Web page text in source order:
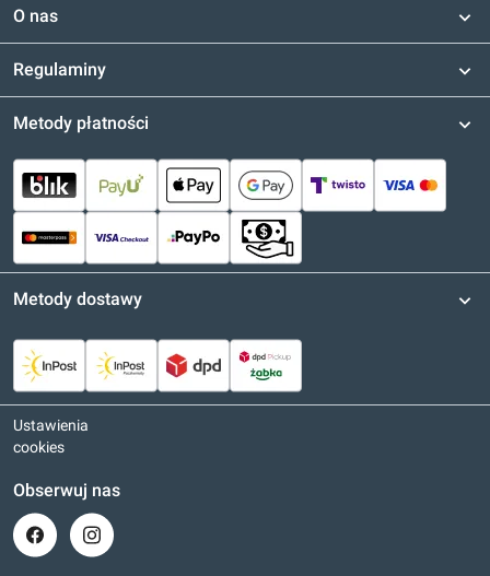
O nas
Regulaminy
Metody płatności
Metody dostawy
Ustawienia
cookies
Obserwuj nas